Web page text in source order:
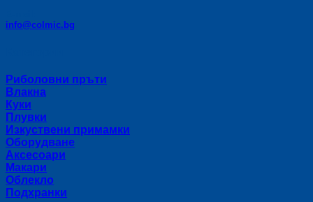
info@colmic.bg
Риболовни пръти
Влакна
Куки
Плувки
Изкуствени примамки
Оборудване
Аксесоари
Макари
Облекло
Подхранки